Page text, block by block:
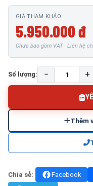
GIÁ THAM KHẢO
5.950.000 đ
Chưa bao gồm VAT · Liên hệ
Số lượng: − +
Thêm
Chia sẻ: Facebook